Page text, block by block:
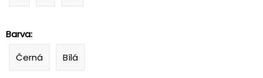
Barva:
Černá
Bílá